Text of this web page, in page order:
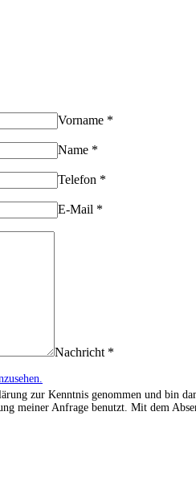
Vorname *
Name *
Telefon *
E-Mail *
Nachricht *
zur Kenntnis genommen und bin
meiner Anfrage benutzt. Mit dem